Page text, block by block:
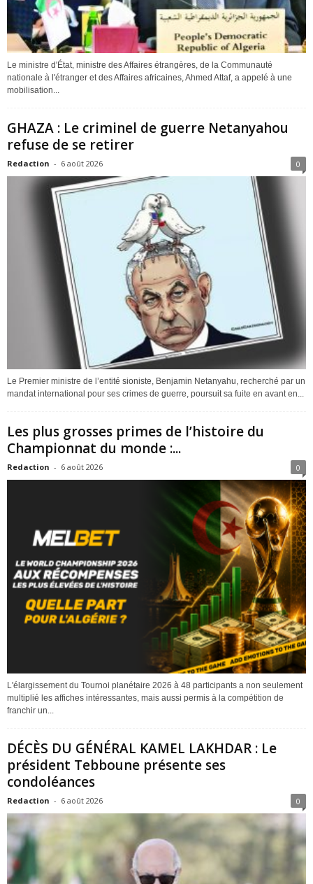
Le ministre d'État, ministre des Affaires étrangères, de la Communauté
nationale à l'étranger et des Affaires africaines, Ahmed Attaf, a appelé à une
mobilisation...
GHAZA : Le criminel de guerre Netanyahou
refuse de se retirer
Redaction - 6 août 2026 0
Le Premier ministre de l’entité sioniste, Benjamin Netanyahu, recherché par un
mandat international pour ses crimes de guerre, poursuit sa fuite en avant en...
Les plus grosses primes de l’histoire du
Championnat du monde :...
Redaction - 6 août 2026 0
L'élargissement du Tournoi planétaire 2026 à 48 participants a non seulement
multiplié les affiches intéressantes, mais aussi permis à la compétition de
franchir un...
DÉCÈS DU GÉNÉRAL KAMEL LAKHDAR : Le
président Tebboune présente ses
condoléances
Redaction - 6 août 2026 0